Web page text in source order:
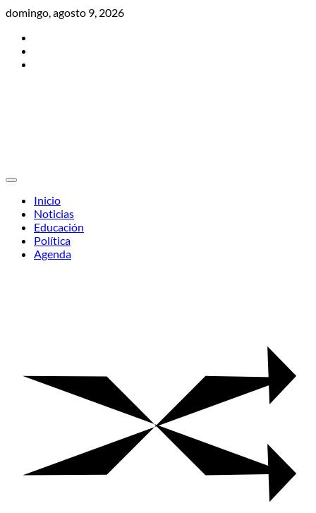
Skip
content
domingo, agosto 9, 2026
Inicio
Noticias
Educación
Política
Agenda